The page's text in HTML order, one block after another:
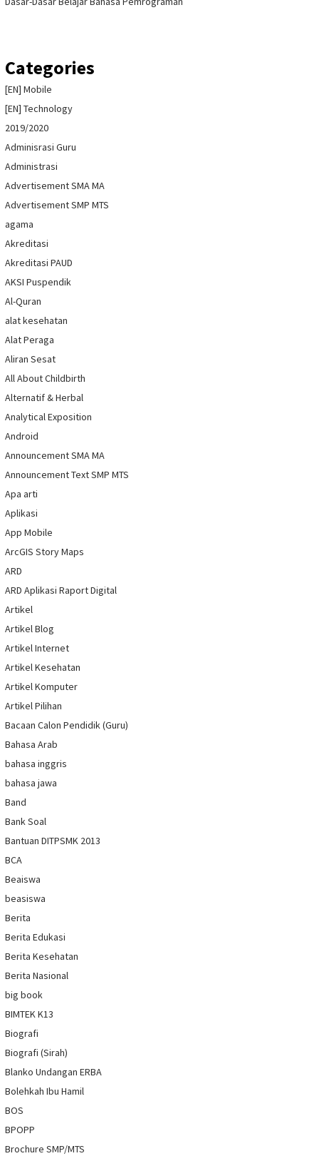
Categories
[EN] Mobile
[EN] Technology
2019/2020
Adminisrasi Guru
Administrasi
Advertisement SMA MA
Advertisement SMP MTS
agama
Akreditasi
Akreditasi PAUD
AKSI Puspendik
Al-Quran
alat kesehatan
Alat Peraga
Aliran Sesat
All About Childbirth
Alternatif & Herbal
Analytical Exposition
Android
Announcement SMA MA
Announcement Text SMP MTS
Apa arti
Aplikasi
App Mobile
ArcGIS Story Maps
ARD
ARD Aplikasi Raport Digital
Artikel
Artikel Blog
Artikel Internet
Artikel Kesehatan
Artikel Komputer
Artikel Pilihan
Bacaan Calon Pendidik (Guru)
Bahasa Arab
bahasa inggris
bahasa jawa
Band
Bank Soal
Bantuan DITPSMK 2013
BCA
Beaiswa
beasiswa
Berita
Berita Edukasi
Berita Kesehatan
Berita Nasional
big book
BIMTEK K13
Biografi
Biografi (Sirah)
Blanko Undangan ERBA
Bolehkah Ibu Hamil
BOS
BPOPP
Brochure SMP/MTS